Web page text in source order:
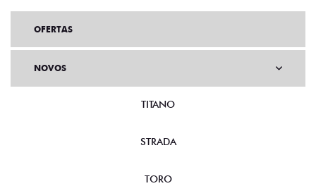
OFERTAS
NOVOS
TITANO
STRADA
TORO